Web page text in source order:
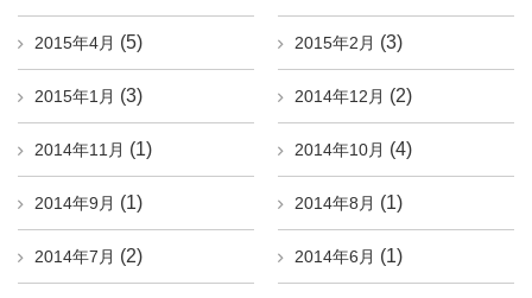
2015年4月 (5) 2015年2月 (3)
2015年1月 (3) 2014年12月 (2)
2014年11月 (1) 2014年10月 (4)
2014年9月 (1) 2014年8月 (1)
2014年7月 (2) 2014年6月 (1)